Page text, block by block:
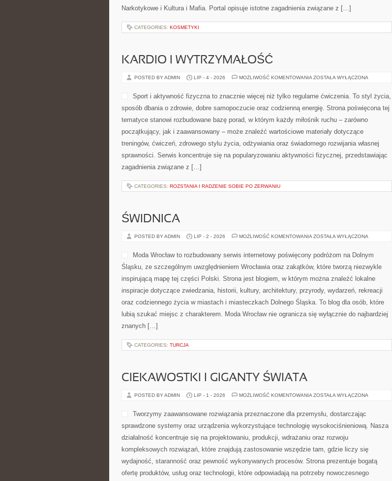
Narkotykowe i Kultura i Mafia. Portal opisuje istotne zagadnienia związane z […]
CATEGORIES: KOSMETYKI
KARDIO I WYTRZYMAŁOŚĆ
POSTED BY ADMIN LIP - 4 - 2026 MOŻLIWOŚĆ KOMENTOWANIA KARDIO
ZOSTAŁA WYŁĄCZONA
Sport i aktywność fizyczna to znacznie więcej niż tylko regularne ćwiczenia. To styl życia,
sposób dbania o zdrowie, dobre samopoczucie oraz codzienną energię. Strona poświęcona tej
tematyce stanowi rozbudowane bazę porad, w którym każdy miłośnik ruchu – zarówno
początkujący, jak i zaawansowany – może znaleźć wartościowe materiały dotyczące
treningów, ćwiczeń, zdrowego stylu życia, odżywiania oraz świadomego rozwijania własnej
sprawności. Serwis koncentruje się na popularyzowaniu aktywności fizycznej, przedstawiając
zagadnienia związane z […]
CATEGORIES: ROZSTANIA I RADZENIE SOBIE PO ZERWANIU
ŚWIDNICA
POSTED BY ADMIN LIP - 2 - 2026 MOŻLIWOŚĆ KOMENTOWANIA ŚWIDNICA
ZOSTAŁA WYŁĄCZONA
Moda Wrocław to rozbudowany serwis internetowy poświęcony podróżom na Dolnym
Śląsku, ze szczególnym uwzględnieniem Wrocławia oraz zakątków, które tworzą niezwykle
inspirującą mapę tej części Polski. Strona jest blogiem, w którym można znaleźć lokalne
inspiracje dotyczące zwiedzania, historii, kultury, architektury, przyrody, wydarzeń, rekreacji
oraz codziennego życia w miastach i miasteczkach Dolnego Śląska. To blog dla osób, które
lubią szukać miejsc z charakterem. Moda Wrocław nie ogranicza się wyłącznie do najbardziej
znanych […]
CATEGORIES: TURCJA
CIEKAWOSTKI I GIGANTY ŚWIATA
POSTED BY ADMIN LIP - 1 - 2026 MOŻLIWOŚĆ KOMENTOWANIA CIEKAWOSTKI
ŚWIATA
ZOSTAŁA WYŁĄCZONA
Tworzymy zaawansowane rozwiązania przeznaczone dla przemysłu, dostarczając
sprawdzone systemy oraz urządzenia wykorzystujące technologię wysokociśnieniową. Nasza
działalność koncentruje się na projektowaniu, produkcji, wdrażaniu oraz rozwoju
kompleksowych rozwiązań, które znajdują zastosowanie wszędzie tam, gdzie liczy się
wydajność, staranność oraz pewność wykonywanych procesów. Strona prezentuje bogatą
ofertę produktów, usług oraz technologii, które odpowiadają na potrzeby nowoczesnego